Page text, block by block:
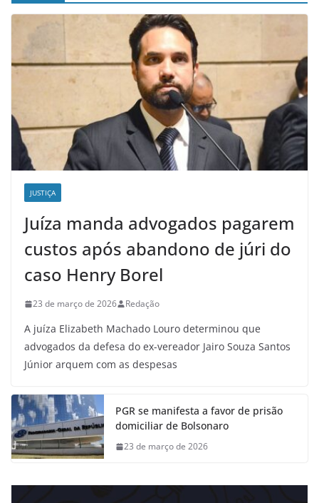
JUSTIÇA
Juíza manda advogados pagarem
custos após abandono de júri do
caso Henry Borel
23 de março de 2026 Redação
A juíza Elizabeth Machado Louro determinou que
advogados da defesa do ex-vereador Jairo Souza Santos
Júnior arquem com as despesas
PGR se manifesta a favor de prisão
domiciliar de Bolsonaro
23 de março de 2026